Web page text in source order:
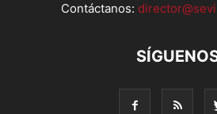
Contáctanos: